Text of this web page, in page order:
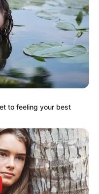
to feeling your best